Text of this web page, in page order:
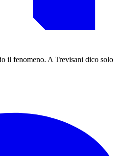
il fenomeno. A Trevisani dico solo